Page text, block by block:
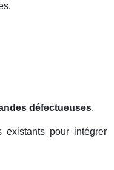
défectueuses.
existants pour intégrer